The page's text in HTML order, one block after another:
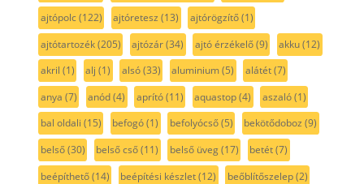
ajtópolc(122) ajtóretesz (13) ajtórögzítő(1)
ajtótartozék(205) ajtózár(34) ajtó érzékelő(9) akku(12)
akril (1) alj (1) alsó(33) aluminium(5) alátét(7)
anya (7) anód(4) aprító(11) aquastop(4) aszaló(1)
bal oldali (15) befogó(1) befolyócső(5) bekötődoboz (9)
belső(30) belső cső(11) belső üveg(17) betét(7)
beépíthető(14) beépítési készlet(12) beőblítőszelep(2)